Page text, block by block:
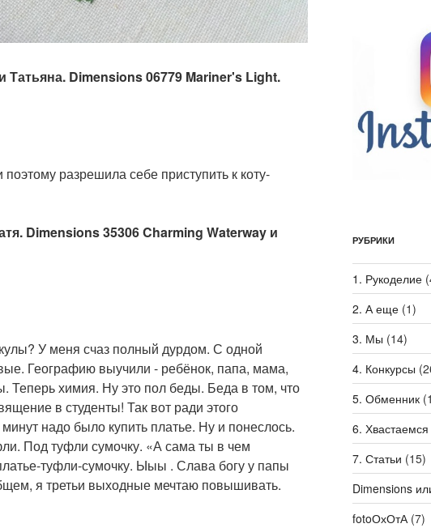
Татьяна. Dimensions 06779 Mariner's Light.
разрешила себе приступить к коту-
Dimensions 35306 Charming Waterway и
У меня счаз полный дурдом. С одной
Географию выучили - ребёнок, папа, мама,
Теперь химия. Ну это пол беды. Беда в том, что
в студенты! Так вот ради этого
надо было купить платье. Ну и понеслось.
Под туфли сумочку. «А сама ты в чем
туфли-сумочку. Ыыы . Слава богу у папы
я третьи выходные мечтаю повышивать.
РУБРИКИ
1. Рукоделие
2. А еще(1)
3. Мы (14)
4. Конкурсы
5. Обменник
6. Хвастаемся
7. Статьи (15)
Dimensions
fotoОхОтА(7)